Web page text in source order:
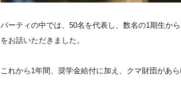
パーティの中では、50名を代表し、数名の1期生か
をお話いただきました。
これから1年間、奨学金給付に加え、クマ財団があ